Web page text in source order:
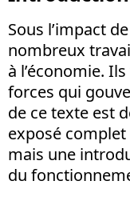
Sous l’impact
nombreux
à l’économie.
forces qui
de ce texte est
exposé
mais une
du